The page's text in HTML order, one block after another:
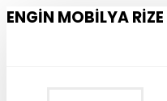
ENGIN MOBILYA RIZE